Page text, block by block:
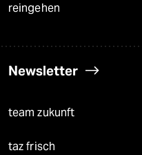
reingehen
Newsletter
team zukunft
taz frisch